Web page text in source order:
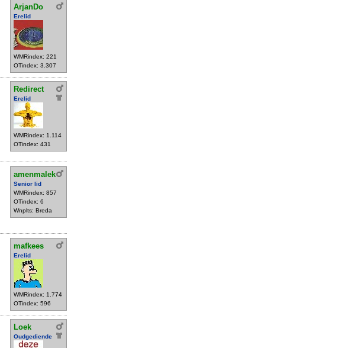
ArjanDo
Erelid
WMRindex: 221
OTindex: 3.307
Redirect
Erelid
WMRindex: 1.114
OTindex: 431
amenmalek
Senior lid
WMRindex: 857
OTindex: 6
Wnplts: Breda
mafkees
Erelid
WMRindex: 1.774
OTindex: 596
Loek
Oudgediende